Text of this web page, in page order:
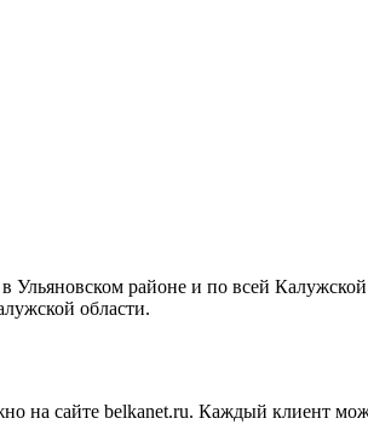
Ульяновском районе и по всей
области.
на сайте belkanet.ru. Каждый клиент